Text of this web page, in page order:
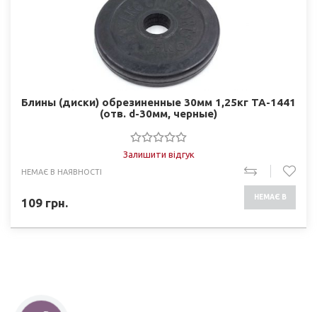
Блины (диски) обрезиненные 30мм 1,25кг ТА-1441
(отв. d-30мм, черные)
Залишити відгук
НЕМАЄ В НАЯВНОСТІ
109 грн. НЕМАЄ В